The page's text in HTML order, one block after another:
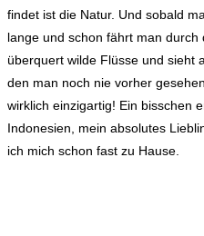
findet ist die Natur. Und sobald
lange und schon fährt man durch
überquert wilde Flüsse und sieht
den man noch nie vorher
wirklich einzigartig! Ein bisschen
Indonesien, mein absolutes
ich mich schon fast zu Hause.